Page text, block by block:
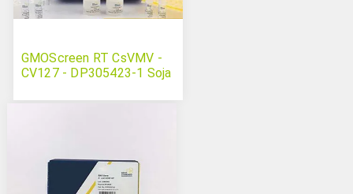
GMOScreen RT CsVMV -
CV127 - DP305423-1 Soja